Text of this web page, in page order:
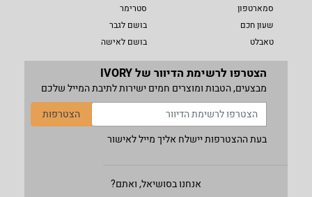
סמארטפון
שעון חכם
טאבלט
סטרימר
בושם לגבר
בושם לאישה
הצטרפו לרשימת הדיוור של IVORY
מבצעים, הטבות ומוצרים חמים ישירות לתיבת המייל שלכם
הצטרפות
בעת ההצטרפות יישלח אליך מייל לאישור
אנחנו בסושיאל, ואתם?